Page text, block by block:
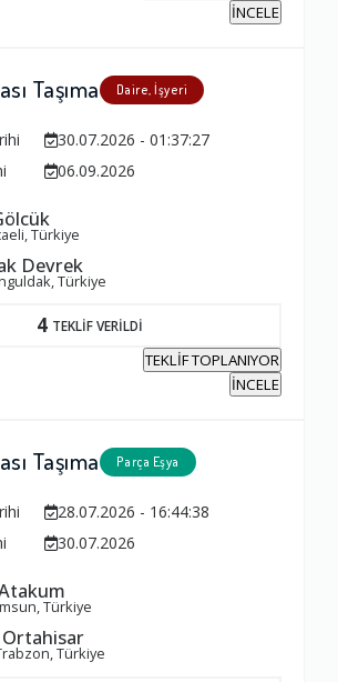
İNCELE
Taşıma Daire, İşyeri
30.07.2026 - 01:37:27
06.09.2026
Türkiye
Devrek
Türkiye
4 TEKLİF VERİLDİ
TEKLİF TOPLANIYOR
İNCELE
Taşıma Parça Eşya
28.07.2026 - 16:44:38
30.07.2026
Türkiye
Türkiye